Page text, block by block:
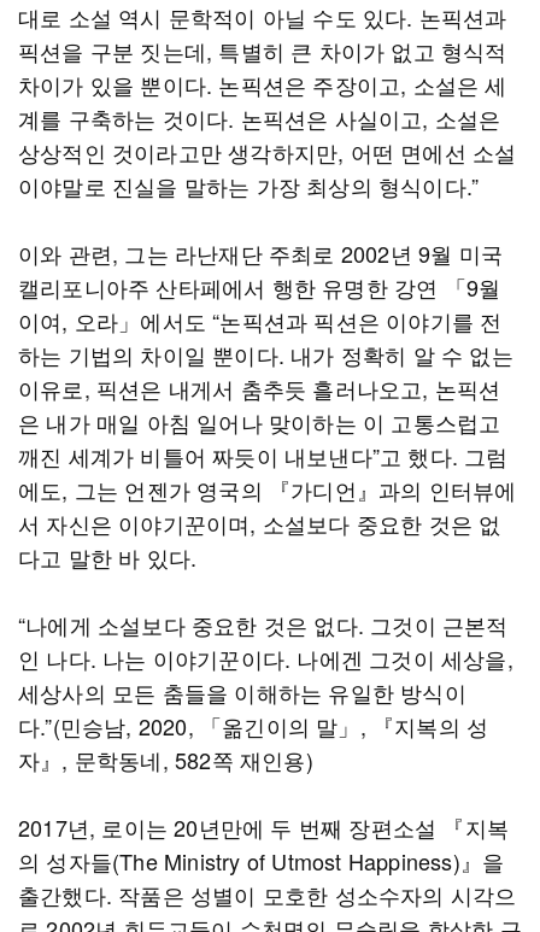
대로 소설 역시 문학적이 아닐 수도 있다. 논픽션과
픽션을 구분 짓는데, 특별히 큰 차이가 없고 형식적
차이가 있을 뿐이다. 논픽션은 주장이고, 소설은 세
계를 구축하는 것이다. 논픽션은 사실이고, 소설은
상상적인 것이라고만 생각하지만, 어떤 면에선 소설
이야말로 진실을 말하는 가장 최상의 형식이다.”
이와 관련, 그는 라난재단 주최로 2002년 9월 미국
캘리포니아주 산타페에서 행한 유명한 강연 「9월
이여, 오라」에서도 “논픽션과 픽션은 이야기를 전
하는 기법의 차이일 뿐이다. 내가 정확히 알 수 없는
이유로, 픽션은 내게서 춤추듯 흘러나오고, 논픽션
은 내가 매일 아침 일어나 맞이하는 이 고통스럽고
깨진 세계가 비틀어 짜듯이 내보낸다”고 했다. 그럼
에도, 그는 언젠가 영국의 『가디언』과의 인터뷰에
서 자신은 이야기꾼이며, 소설보다 중요한 것은 없
다고 말한 바 있다.
“나에게 소설보다 중요한 것은 없다. 그것이 근본적
인 나다. 나는 이야기꾼이다. 나에겐 그것이 세상을,
세상사의 모든 춤들을 이해하는 유일한 방식이
다.”(민승남, 2020, 「옮긴이의 말」, 『지복의 성
자』, 문학동네, 582쪽 재인용)
2017년, 로이는 20년만에 두 번째 장편소설 『지복
의 성자들(The Ministry of Utmost Happiness)』을
출간했다. 작품은 성별이 모호한 성소수자의 시각으